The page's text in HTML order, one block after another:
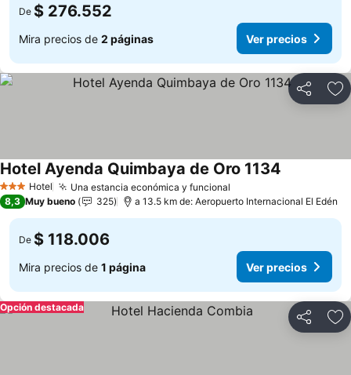
De $ 276.552
Mira precios de 2 páginas Ver precios
Compartir
3 Estrellas
Hotel Una estancia económica y funcional
Hotel Ayenda Quimbaya de Oro 1134
8,3 Muy bueno 325 a 13.5 km de: Aeropuerto Internacional El Edén
De $ 118.006
Mira precios de 1 página Ver precios
Compartir
Opción destacada